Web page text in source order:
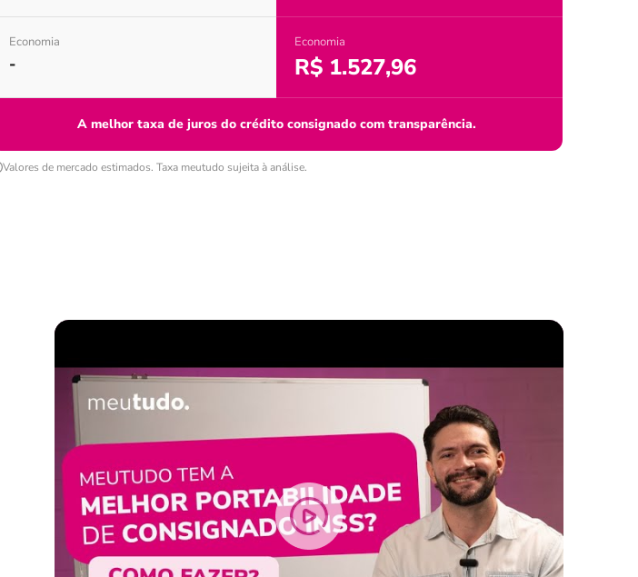
Economia
-
Economia
R$ 1.527,96
A melhor taxa de juros do crédito consignado com transparência.
Valores de mercado estimados. Taxa meutudo sujeita à análise.